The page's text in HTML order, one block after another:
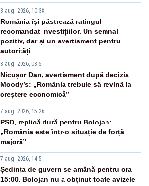
8 aug. 2026, 10:38
România își păstrează ratingul
recomandat investițiilor. Un semnal
pozitiv, dar și un avertisment pentru
autorități
8 aug. 2026, 08:51
Nicușor Dan, avertisment după decizia
Moody’s: „România trebuie să revină la
creștere economică”
7 aug. 2026, 15:26
PSD, replică dură pentru Bolojan:
„România este într-o situație de forță
majoră”
7 aug. 2026, 14:51
Ședința de guvern se amână pentru ora
15:00. Bolojan nu a obținut toate avizele